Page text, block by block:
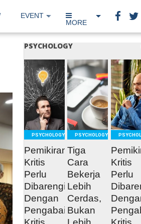
EVENT IP NETWORK
MORE
PSYCHOLOGY
READ
MORE
PSYCHOLOGY
Pemikiran
Kritis
Perlu
Dibarengi
Dengan
Pengabaian
READ
MORE
PSYCHOLOGY
Tiga
Cara
Bekerja
Lebih
Cerdas,
Bukan
Kritis
Perlu